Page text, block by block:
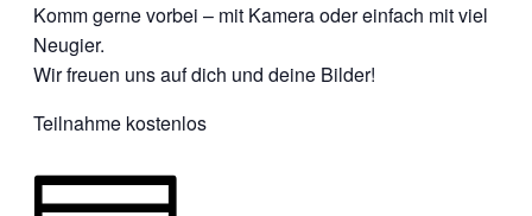
Komm gerne vorbei – mit Kamera oder einfach mit viel
Neugier.
Wir freuen uns auf dich und deine Bilder!
Teilnahme kostenlos